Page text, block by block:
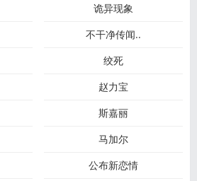
诡异现象
不干净传闻..
绞死
赵力宝
斯嘉丽
马加尔
公布新恋情